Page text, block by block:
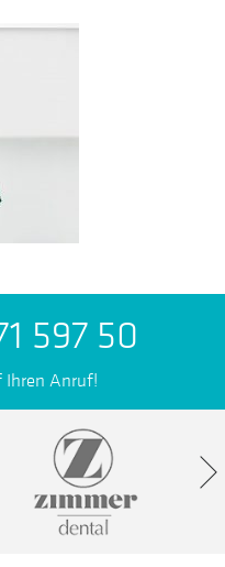
597 50
Ihren Anruf!